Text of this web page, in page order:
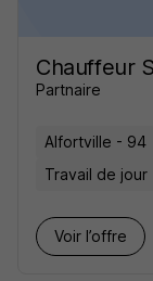
Chauffeur
Partnaire
Alfortville - 94
Travail de jour
Voir l’offre